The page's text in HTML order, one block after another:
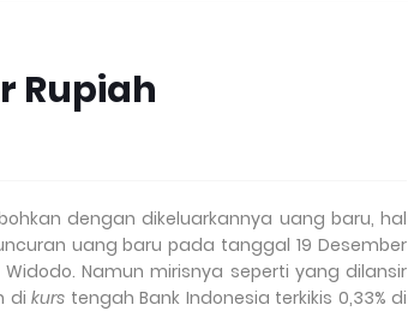
Rupiah
dengan dikeluarkannya uang baru, hal
uang baru pada tanggal 19 Desember
Widodo. Namun mirisnya seperti yang dilansir
dikurs tengah Bank Indonesia terkikis 0,33% di